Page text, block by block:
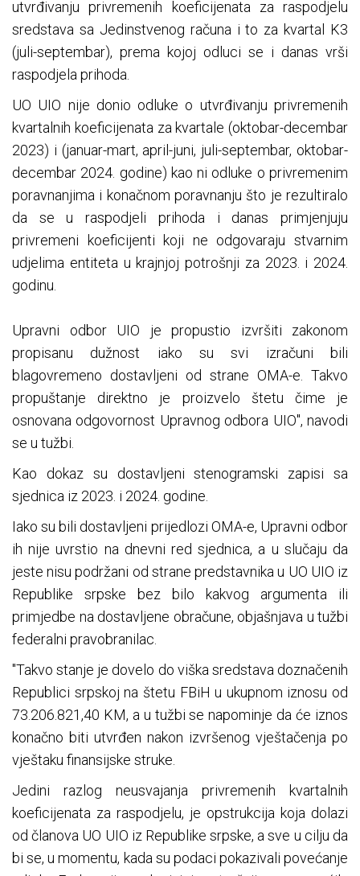
utvrđivanju privremenih koeficijenata za raspodjelu
sredstava sa Jedinstvenog računa i to za kvartal K3
(juli-septembar), prema kojoj odluci se i danas vrši
raspodjela prihoda.
UO UIO nije donio odluke o utvrđivanju privremenih
kvartalnih koeficijenata za kvartale (oktobar-decembar
2023) i (januar-mart, april-juni, juli-septembar, oktobar-
decembar 2024. godine) kao ni odluke o privremenim
poravnanjima i konačnom poravnanju što je rezultiralo
da se u raspodjeli prihoda i danas primjenjuju
privremeni koeficijenti koji ne odgovaraju stvarnim
udjelima entiteta u krajnjoj potrošnji za 2023. i 2024.
godinu.
Upravni odbor UIO je propustio izvršiti zakonom
propisanu dužnost iako su svi izračuni bili
blagovremeno dostavljeni od strane OMA-e. Takvo
propuštanje direktno je proizvelo štetu čime je
osnovana odgovornost Upravnog odbora UIO", navodi
se u tužbi.
Kao dokaz su dostavljeni stenogramski zapisi sa
sjednica iz 2023. i 2024. godine.
Iako su bili dostavljeni prijedlozi OMA-e, Upravni odbor
ih nije uvrstio na dnevni red sjednica, a u slučaju da
jeste nisu podržani od strane predstavnika u UO UIO iz
Republike srpske bez bilo kakvog argumenta ili
primjedbe na dostavljene obračune, objašnjava u tužbi
federalni pravobranilac.
"Takvo stanje je dovelo do viška sredstava doznačenih
Republici srpskoj na štetu FBiH u ukupnom iznosu od
73.206.821,40 KM, a u tužbi se napominje da će iznos
konačno biti utvrđen nakon izvršenog vještačenja po
vještaku finansijske struke.
Jedini razlog neusvajanja privremenih kvartalnih
koeficijenata za raspodjelu, je opstrukcija koja dolazi
od članova UO UIO iz Republike srpske, a sve u cilju da
bi se, u momentu, kada su podaci pokazivali povećanje